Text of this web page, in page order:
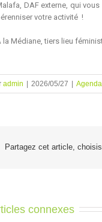
DAF externe, qui
votre activité !
la Médiane, tiers lieu
admin 2026/05/27
Partagez cet article,
connexes